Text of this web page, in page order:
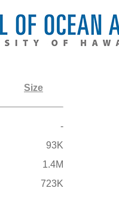
Size
-
93K
1.4M
723K